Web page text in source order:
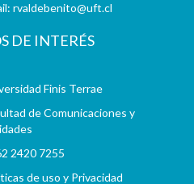
rvaldebenito@uft.cl
DE INTERÉS
Finis Terrae
de Comunicaciones y
2420 7255
de uso y Privacidad